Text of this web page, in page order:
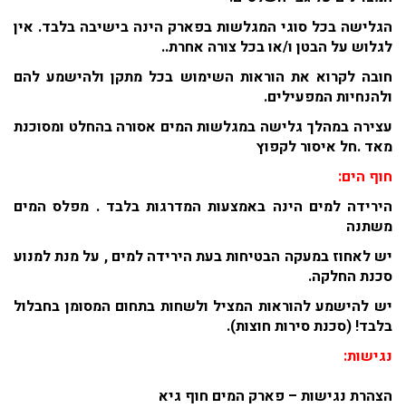
הגלישה בכל סוגי המגלשות בפארק הינה בישיבה בלבד. אין
לגלוש על הבטן ו/או בכל צורה אחרת..
חובה לקרוא את הוראות השימוש בכל מתקן ולהישמע להם
ולהנחיות המפעילים.
עצירה במהלך גלישה במגלשות המים אסורה בהחלט ומסוכנת
מאד .חל איסור לקפוץ
חוף הים:
הירידה למים הינה באמצעות המדרגות בלבד . מפלס המים
משתנה
יש לאחוז במעקה הבטיחות בעת הירידה למים , על מנת למנוע
סכנת החלקה.
יש להישמע להוראות המציל ולשחות בתחום המסומן בחבלול
בלבד! (סכנת סירות חוצות).
נגישות:
הצהרת נגישות – פארק המים חוף גיא